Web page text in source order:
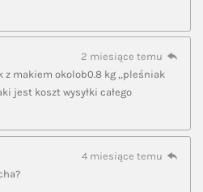
2 miesiące temu
z makiem okolob0.8 kg ,,pleśniak
jest koszt wysyłki całego
4 miesiące temu